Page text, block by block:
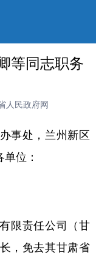
等同志职务
人民政府网
事处，兰州新区
位：
限责任公司（甘
，免去其甘肃省